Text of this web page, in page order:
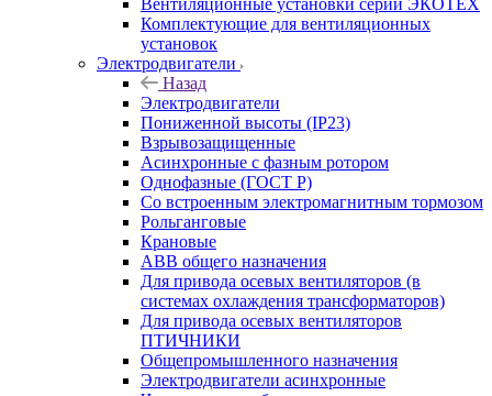
Вентиляционные установки серии ЭКОТЕХ
Комплектующие для вентиляционных
установок
Электродвигатели
Назад
Электродвигатели
Пониженной высоты (IP23)
Взрывозащищенные
Асинхронные с фазным ротором
Однофазные (ГОСТ Р)
Со встроенным электромагнитным тормозом
Рольганговые
Крановые
АВВ общего назначения
Для привода осевых вентиляторов (в
системах охлаждения трансформаторов)
Для привода осевых вентиляторов
ПТИЧНИКИ
Общепромышленного назначения
Электродвигатели асинхронные